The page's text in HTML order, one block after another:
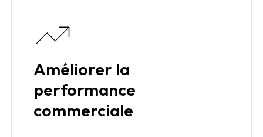
Améliorer la
performance
commerciale